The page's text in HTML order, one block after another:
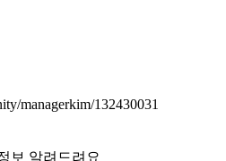
managerkim/132430031